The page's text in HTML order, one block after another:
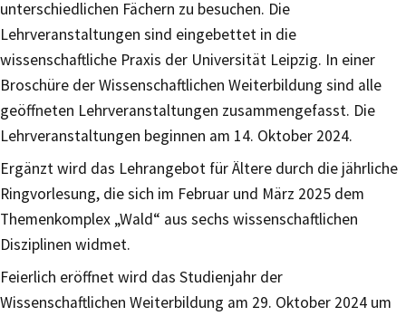
unterschiedlichen Fächern zu besuchen. Die
Lehrveranstaltungen sind eingebettet in die
wissenschaftliche Praxis der Universität Leipzig. In einer
Broschüre der Wissenschaftlichen Weiterbildung sind alle
geöffneten Lehrveranstaltungen zusammengefasst. Die
Lehrveranstaltungen beginnen am 14. Oktober 2024.
Ergänzt wird das Lehrangebot für Ältere durch die jährliche
Ringvorlesung, die sich im Februar und März 2025 dem
Themenkomplex „Wald“ aus sechs wissenschaftlichen
Disziplinen widmet.
Feierlich eröffnet wird das Studienjahr der
Wissenschaftlichen Weiterbildung am 29. Oktober 2024 um